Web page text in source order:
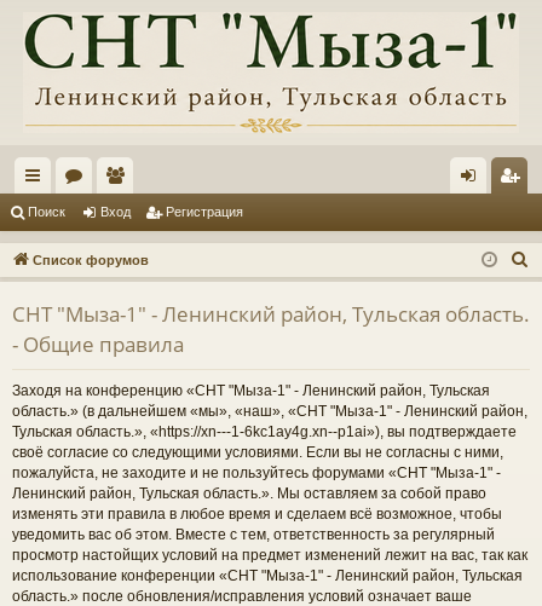
с
ы
лк
и
ум
ы
ол
ьз
ов
ат
ел
и
д ис
тр
ац
Поиск Вход Регистрация
Список форумов
о
СНТ "Мыза-1" - Ленинский район, Тульская область.
- Общие правила
Заходя на конференцию «СНТ "Мыза-1" - Ленинский район, Тульская
область.» (в дальнейшем «мы», «наш», «СНТ "Мыза-1" - Ленинский район,
Тульская область.», «https://xn---1-6kc1ay4g.xn--p1ai»), вы подтверждаете
своё согласие со следующими условиями. Если вы не согласны с ними,
пожалуйста, не заходите и не пользуйтесь форумами «СНТ "Мыза-1" -
Ленинский район, Тульская область.». Мы оставляем за собой право
изменять эти правила в любое время и сделаем всё возможное, чтобы
уведомить вас об этом. Вместе с тем, ответственность за регулярный
просмотр настойщих условий на предмет изменений лежит на вас, так как
использование конференции «СНТ "Мыза-1" - Ленинский район, Тульская
область.» после обновления/исправления условий означает ваше